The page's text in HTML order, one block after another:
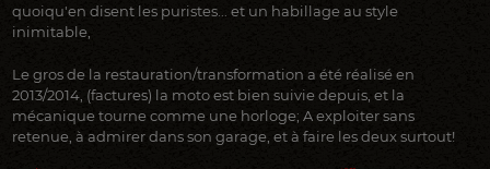
quoiqu'en disent les puristes... et un habillage au style
inimitable,
Le gros de la restauration/transformation a été réalisé en
2013/2014, (factures) la moto est bien suivie depuis, et la
mécanique tourne comme une horloge; A exploiter sans
retenue, à admirer dans son garage, et à faire les deux surtout!